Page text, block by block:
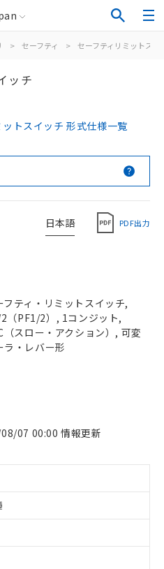
> セーフティ > セーフティリミットスイ
ッチ
トスイッチ 形式仕様一覧
日本語 PDF出力
フティ・リミットスイッチ,
（PF1/2）, 1コンジット,
（スロー・アクション）, 可変
ラ・レバー形
07 00:00 情報更新